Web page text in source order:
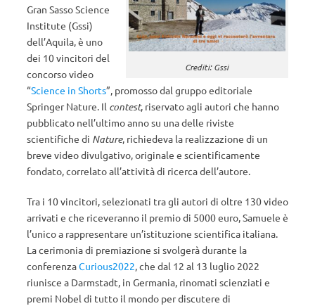
Crediti: Gssi
Gran Sasso Science
Institute (Gssi)
dell’Aquila, è uno
dei 10 vincitori del
concorso video
“Science in Shorts”, promosso dal gruppo editoriale
Springer Nature. Il contest, riservato agli autori che hanno
pubblicato nell’ultimo anno su una delle riviste
scientifiche di Nature, richiedeva la realizzazione di un
breve video divulgativo, originale e scientificamente
fondato, correlato all’attività di ricerca dell’autore.
Tra i 10 vincitori, selezionati tra gli autori di oltre 130 video
arrivati e che riceveranno il premio di 5000 euro, Samuele è
l’unico a rappresentare un’istituzione scientifica italiana.
La cerimonia di premiazione si svolgerà durante la
conferenzaCurious2022, che dal 12 al 13 luglio 2022
riunisce a Darmstadt, in Germania, rinomati scienziati e
premi Nobel di tutto il mondo per discutere di